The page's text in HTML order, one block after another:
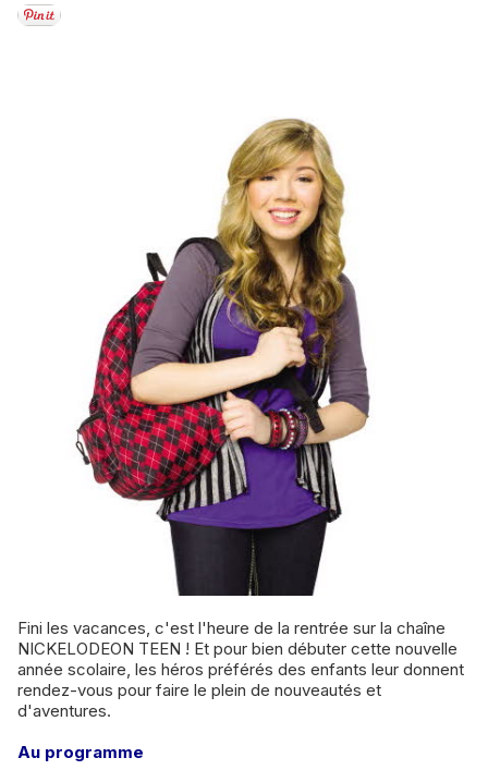
Fini les vacances, c'est l'heure de la rentrée sur la chaîne
NICKELODEON TEEN ! Et pour bien débuter cette nouvelle
année scolaire, les héros préférés des enfants leur donnent
rendez-vous pour faire le plein de nouveautés et
d'aventures.
Au programme